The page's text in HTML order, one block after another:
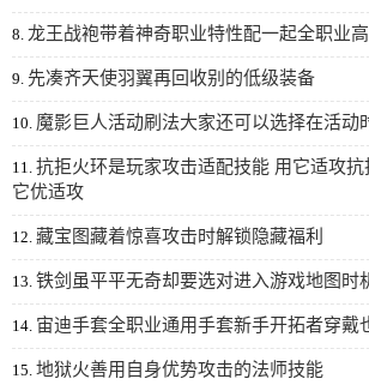
8. 龙王战袍带着神奇职业特性配一起全职业
9. 先凑齐天使羽翼再回收别的低级装备
10. 魔影巨人活动刷法大家还可以选择在活动
11. 抗拒火环是玩家攻击适配技能 用它适攻
它优适攻
12. 藏宝图藏着惊喜攻击时解锁隐藏福利
13. 铁剑虽平平无奇却要选对进入游戏地图时
14. 宙迪手套全职业通用手套新手开拓者穿戴
15. 地狱火善用自身优势攻击的法师技能